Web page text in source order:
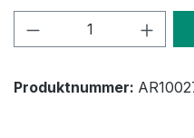
Produkt
Produktnummer: